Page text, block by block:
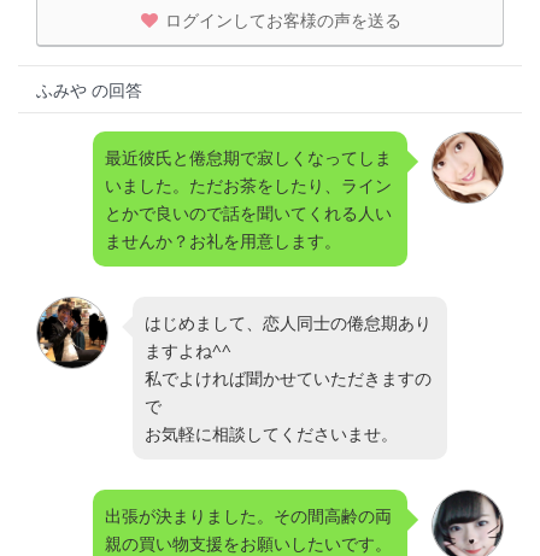
ログインしてお客様の声を送る
ふみや の回答
最近彼氏と倦怠期で寂しくなってしま
いました。ただお茶をしたり、ライン
とかで良いので話を聞いてくれる人い
ませんか？お礼を用意します。
はじめまして、恋人同士の倦怠期あり
ますよね^^
私でよければ聞かせていただきますの
で
お気軽に相談してくださいませ。
出張が決まりました。その間高齢の両
親の買い物支援をお願いしたいです。